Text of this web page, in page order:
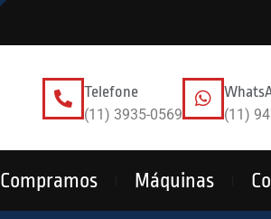
Telefone
(11) 3935-0569
(11)
Compramos Máquinas